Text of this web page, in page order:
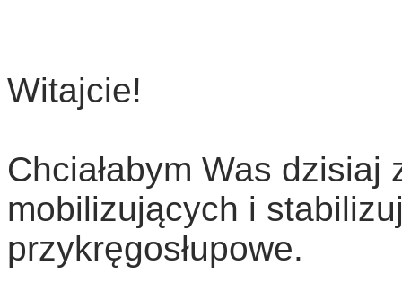
Witajcie!
Chciałabym Was
mobilizujących i
przykręgosłupowe.